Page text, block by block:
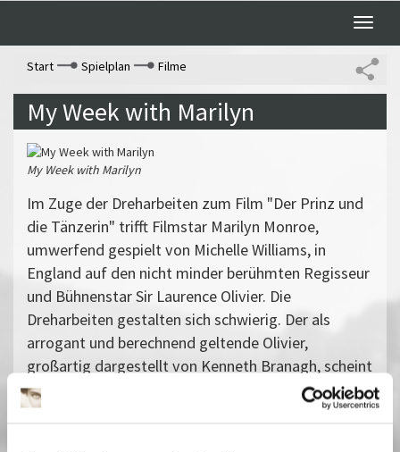
Toggle
Start
Spielplan Filme
My Week with Marilyn
My Week with Marilyn
Im Zuge der Dreharbeiten zum Film "Der Prinz und
die Tänzerin" trifft Filmstar Marilyn Monroe,
umwerfend gespielt von Michelle Williams, in
England auf den nicht minder berühmten Regisseur
und Bühnenstar Sir Laurence Olivier. Die
Dreharbeiten gestalten sich schwierig. Der als
arrogant und berechnend geltende Olivier,
großartig dargestellt von Kenneth Branagh, scheint
immun gegen Marilyns Sex-Appeal. Um so mehr ist
aber der junge Produktionsassistent Colin Clark